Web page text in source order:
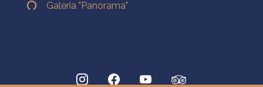
Galeria "Panorama"